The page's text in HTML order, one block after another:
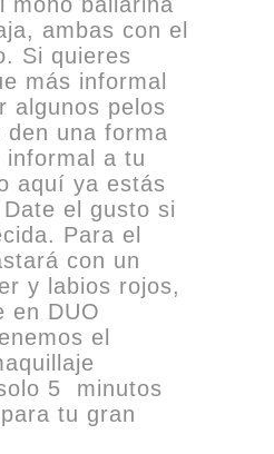
ambas con el
Si quieres
más informal
algunos pelos
den una forma
informal a tu
aquí ya estás
el gusto si
Para el
con un
y labios rojos,
en DUO
el
5 minutos
tu gran